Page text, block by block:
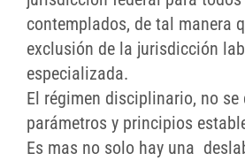
contemplados, de tal manera
exclusión de la jurisdicción
especializada.
El régimen disciplinario, no
parámetros y principios
Es mas no solo hay una